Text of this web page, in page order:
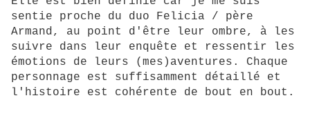
sentie proche du duo Felicia / père
Armand, au point d'être leur ombre, à les
suivre dans leur enquête et ressentir les
émotions de leurs (mes)aventures. Chaque
personnage est suffisamment détaillé et
l'histoire est cohérente de bout en bout.